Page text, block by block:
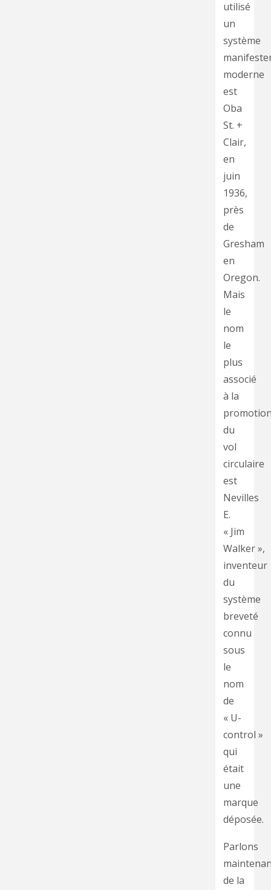
utilisé
un
système
moderne
est
Oba
St. +
Clair,
en
juin
1936,
près
de
Gresham
en
Oregon.
Mais
le
nom
le
plus
associé
à la
du
vol
circulaire
est
Nevilles
E.
« Jim
Walker »,
inventeur
du
système
breveté
connu
sous
le
nom
de
« U-
control »
qui
était
une
marque
déposée.
Parlons
de la